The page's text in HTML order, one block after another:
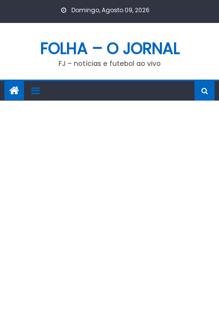
Domingo, Agosto 09, 2026
FOLHA – O JORNAL
FJ – notícias e futebol ao vivo